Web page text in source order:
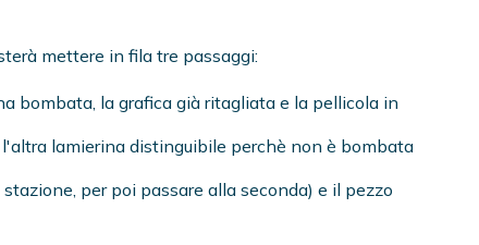
mettere in fila tre passaggi:
bombata, la grafica già ritagliata e la pellicola in
lamierina distinguibile perchè non è bombata
per poi passare alla seconda) e il pezzo